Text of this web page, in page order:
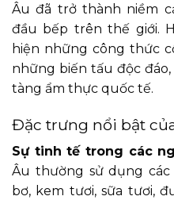
Âu đã trở thành niềm
đầu bếp trên thế giới.
hiện những công thức
những biến tấu độc
tàng ẩm thực quốc tế.
Đặc trưng nổi bật
Sự tinh tế trong các
Âu thường sử dụng
bơ, kem tươi, sữa tươi,